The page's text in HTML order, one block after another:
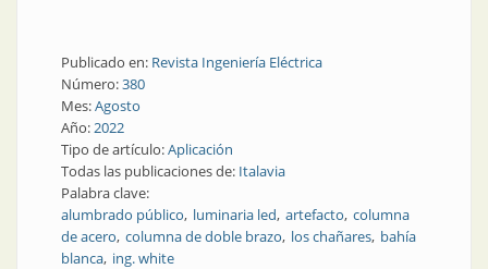
Publicado en: Revista Ingeniería Eléctrica
Número:380
Mes:Agosto
Año:2022
Tipo de artículo:Aplicación
Todas las publicaciones de: Italavia
Palabra clave:
alumbrado público luminaria led artefacto columna
de acero columna de doble brazo los chañares bahía
blanca ing. white